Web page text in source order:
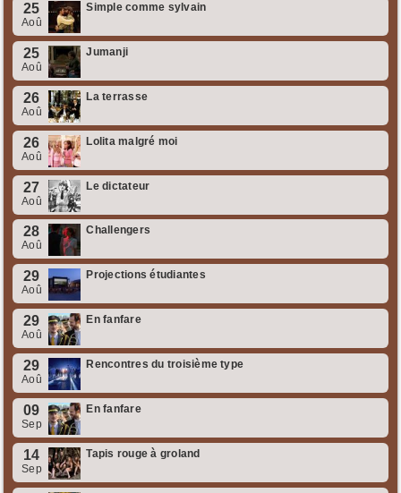
25
Aoû
Simple comme sylvain
25
Aoû
Jumanji
26
Aoû
La terrasse
26
Aoû
Lolita malgré moi
27
Aoû
Le dictateur
28
Aoû
Challengers
29
Aoû
Projections étudiantes
29
Aoû
En fanfare
29
Aoû
Rencontres du troisième type
09
Sep
En fanfare
14
Sep
Tapis rouge à groland